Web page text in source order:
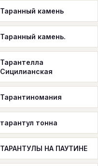
Таранный камень
Таранный камень.
Тарантелла
Сицилианская
Тарантиномания
тарантул тонна
ТАРАНТУЛЫ НА ПАУТИНЕ